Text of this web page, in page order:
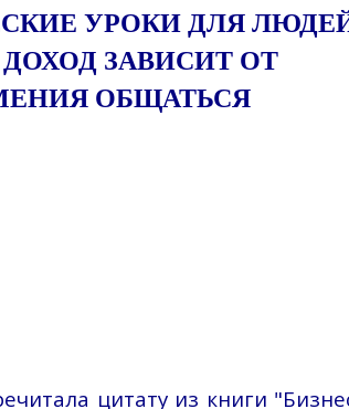
УРОКИ ДЛЯ
ЗАВИСИТ ОТ
ОБЩАТЬСЯ
цитату из книги